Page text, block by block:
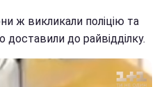
ж викликали поліцію та
доставили до райвідділку.